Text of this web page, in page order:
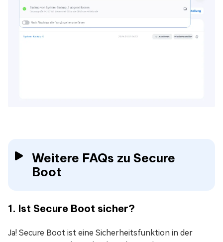
Weitere FAQs zu Secure
Boot
1. Ist Secure Boot sicher?
Ja! Secure Boot ist eine Sicherheitsfunktion in der